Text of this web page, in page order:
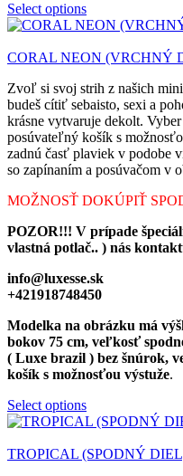
Select options
CORAL NEON (VRCHNÝ
Zvoľ si svoj strih z našich
budeš cítiť sebaisto, sexi a
krásne vytvaruje dekolt.
posúvateľný košík s
zadnú časť plaviek v podobe
so zapínaním a posúvačom v
MOŽNOSŤ DOKÚPIŤ
POZOR!!! V prípade
vlastná potlač.. ) nás
info@luxesse.sk
+421918748450
Modelka na obrázku má
bokov 75 cm, veľkosť
( Luxe brazil ) bez šnúrok,
košík s možnosťou výstuže.
Select options
TROPICAL (SPODNÝ